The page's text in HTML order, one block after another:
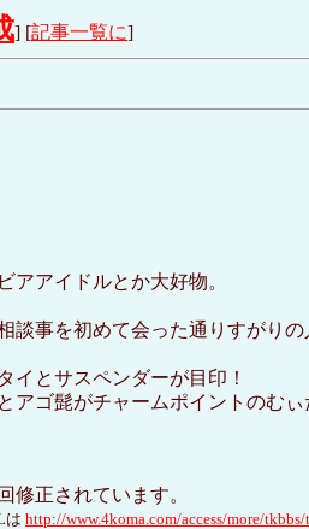
] [記事一覧に]
アアイドルとか大好物。
談事を初めて会った通りすがり
イとサスペンダーが目印！
アゴ髭がチャームポイントのむぃ
修正されています。
は http://www.4koma.com/access/more/